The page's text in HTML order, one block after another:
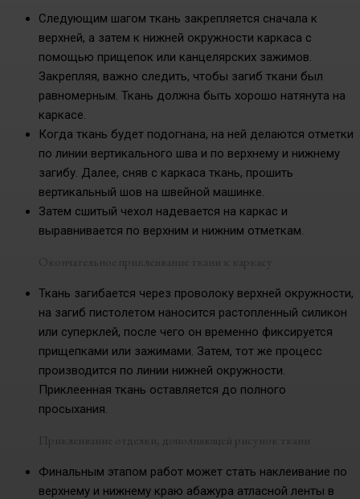
Следующим шагом ткань закрепляется сначала к
верхней, а затем к нижней окружности каркаса с
помощью прищепок или канцелярских зажимов.
Закрепляя, важно следить, чтобы загиб ткани был
равномерным. Ткань должна быть хорошо натянута на
каркасе.
Когда ткань будет подогнана, на ней делаются отметки
по линии вертикального шва и по верхнему и нижнему
загибу. Далее, сняв с каркаса ткань, прошить
вертикальный шов на швейной машинке.
Затем сшитый чехол надевается на каркас и
выравнивается по верхним и нижним отметкам.
Окончательное приклеивание ткани к каркасу
Ткань загибается через проволоку верхней окружности,
на загиб пистолетом наносится растопленный силикон
или суперклей, после чего он временно фиксируется
прищепками или зажимами. Затем, тот же процесс
производится по линии нижней окружности.
Приклеенная ткань оставляется до полного
просыхания.
Приклеивание отделки, дополняющей рисунок ткани
Финальным этапом работ может стать наклеивание по
верхнему и нижнему краю абажура атласной ленты в